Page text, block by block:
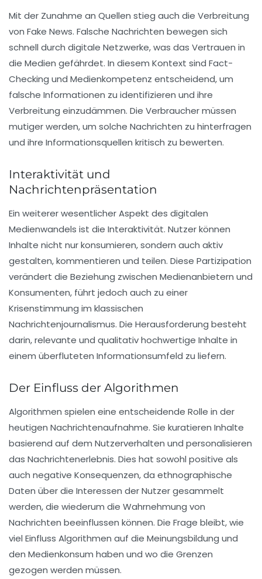
Mit der Zunahme an Quellen stieg auch die Verbreitung
von Fake News. Falsche Nachrichten bewegen sich
schnell durch digitale Netzwerke, was das Vertrauen in
die Medien gefährdet. In diesem Kontext sind Fact-
Checking und Medienkompetenz entscheidend, um
falsche Informationen zu identifizieren und ihre
Verbreitung einzudämmen. Die Verbraucher müssen
mutiger werden, um solche Nachrichten zu hinterfragen
und ihre Informationsquellen kritisch zu bewerten.
Interaktivität und
Nachrichtenpräsentation
Ein weiterer wesentlicher Aspekt des digitalen
Medienwandels ist die Interaktivität. Nutzer können
Inhalte nicht nur konsumieren, sondern auch aktiv
gestalten, kommentieren und teilen. Diese Partizipation
verändert die Beziehung zwischen Medienanbietern und
Konsumenten, führt jedoch auch zu einer
Krisenstimmung im klassischen
Nachrichtenjournalismus. Die Herausforderung besteht
darin, relevante und qualitativ hochwertige Inhalte in
einem überfluteten Informationsumfeld zu liefern.
Der Einfluss der Algorithmen
Algorithmen spielen eine entscheidende Rolle in der
heutigen Nachrichtenaufnahme. Sie kuratieren Inhalte
basierend auf dem Nutzerverhalten und personalisieren
das Nachrichtenerlebnis. Dies hat sowohl positive als
auch negative Konsequenzen, da ethnographische
Daten über die Interessen der Nutzer gesammelt
werden, die wiederum die Wahrnehmung von
Nachrichten beeinflussen können. Die Frage bleibt, wie
viel Einfluss Algorithmen auf die Meinungsbildung und
den Medienkonsum haben und wo die Grenzen
gezogen werden müssen.